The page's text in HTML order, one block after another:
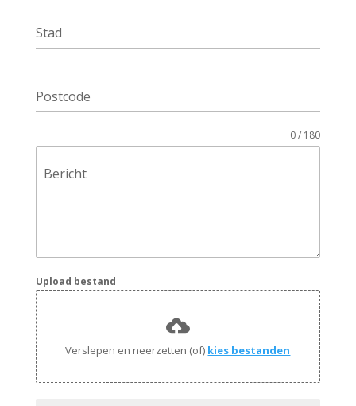
Stad
Postcode
Bericht
0 / 180
Upload bestand
Verslepen en neerzetten (of) kies bestanden